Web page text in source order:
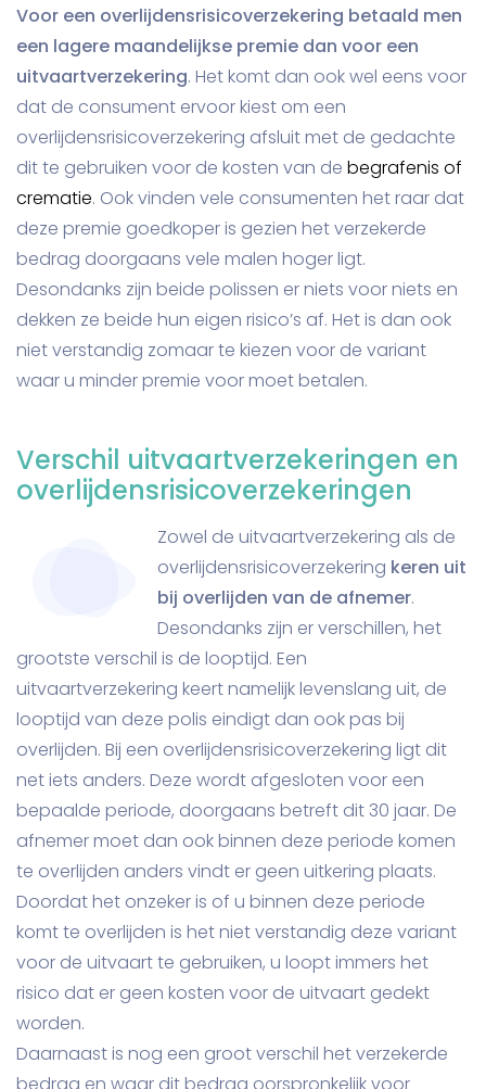
Voor een overlijdensrisicoverzekering betaald men
een lagere maandelijkse premie dan voor een
uitvaartverzekering. Het komt dan ook wel eens voor
dat de consument ervoor kiest om een
overlijdensrisicoverzekering afsluit met de gedachte
dit te gebruiken voor de kosten van de begrafenis of
crematie. Ook vinden vele consumenten het raar dat
deze premie goedkoper is gezien het verzekerde
bedrag doorgaans vele malen hoger ligt.
Desondanks zijn beide polissen er niets voor niets en
dekken ze beide hun eigen risico’s af. Het is dan ook
niet verstandig zomaar te kiezen voor de variant
waar u minder premie voor moet betalen.
Verschil uitvaartverzekeringen en
overlijdensrisicoverzekeringen
Zowel de uitvaartverzekering als de
overlijdensrisicoverzekering keren uit
bij overlijden van de afnemer.
Desondanks zijn er verschillen, het
grootste verschil is de looptijd. Een
uitvaartverzekering keert namelijk levenslang uit, de
looptijd van deze polis eindigt dan ook pas bij
overlijden. Bij een overlijdensrisicoverzekering ligt dit
net iets anders. Deze wordt afgesloten voor een
bepaalde periode, doorgaans betreft dit 30 jaar. De
afnemer moet dan ook binnen deze periode komen
te overlijden anders vindt er geen uitkering plaats.
Doordat het onzeker is of u binnen deze periode
komt te overlijden is het niet verstandig deze variant
voor de uitvaart te gebruiken, u loopt immers het
risico dat er geen kosten voor de uitvaart gedekt
worden.
Daarnaast is nog een groot verschil het verzekerde